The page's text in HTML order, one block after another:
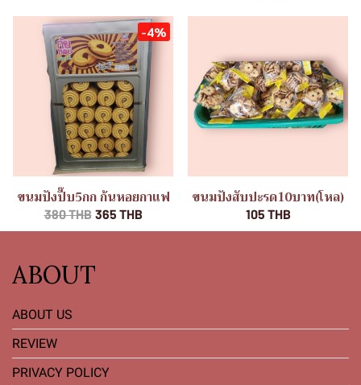
-4%
ขนมปังปี๊บ5กก ก้นหอยกาแฟ
380 THB 365 THB
ขนมปังสับปะรด10บาท(โหล)
105 THB
ABOUT
ABOUT US
REVIEW
PRIVACY POLICY